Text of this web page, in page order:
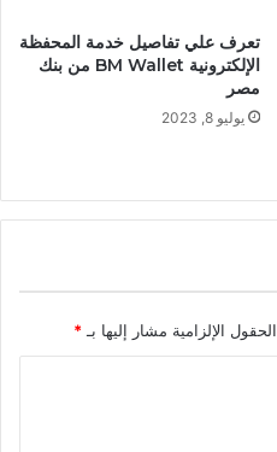
تعرف علي تفاصيل خدمة المحفظة
الإلكترونية BM Wallet من بنك
مصر
يوليو 8, 2023
الحقول الإلزامية مشار إليها بـ *